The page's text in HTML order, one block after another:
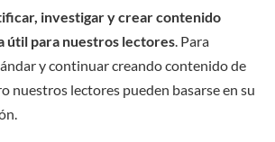
investigar y crear contenido
útil para nuestros lectores. Para
y continuar creando contenido de
nuestros lectores pueden basarse en su